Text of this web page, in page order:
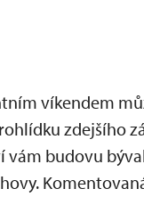
víkendem
zdejšího
vám budovu